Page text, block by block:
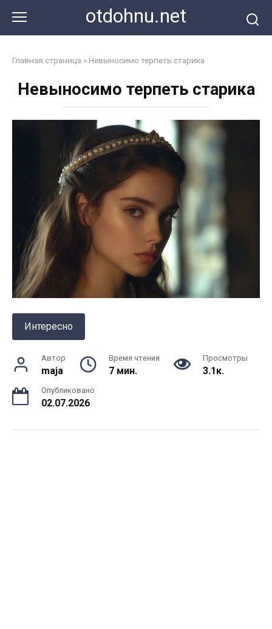
контенту
otdohnu.net
Главная страница » Невыносимо терпеть старика
Невыносимо терпеть старика
Интересно
Автор
maja
Время чтения
7 мин.
Просмотры
3.1к.
Опубликовано
02.07.2026